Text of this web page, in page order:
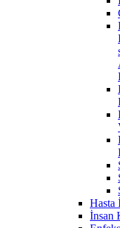
Hasta
İnsan